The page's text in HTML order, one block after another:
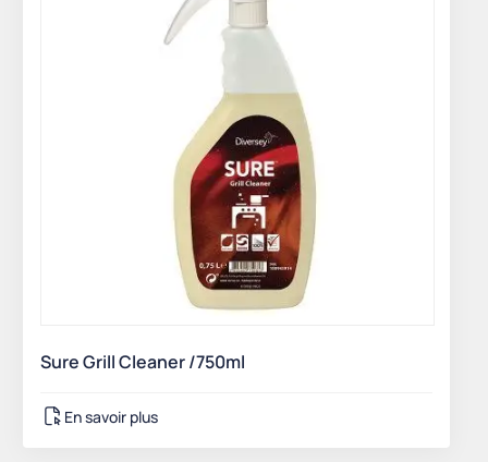
Sure Grill Cleaner /750ml
En savoir plus